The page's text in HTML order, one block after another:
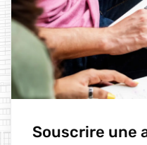
Souscrire une